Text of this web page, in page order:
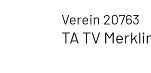
Verein 20763
TA TV